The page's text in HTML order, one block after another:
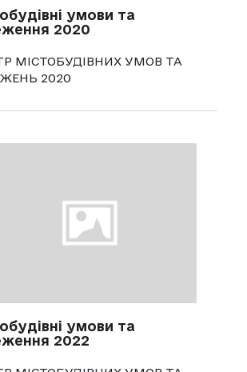
умови та
2020
МІСТОБУДІВНИХ УМОВ ТА
2020
умови та
2022